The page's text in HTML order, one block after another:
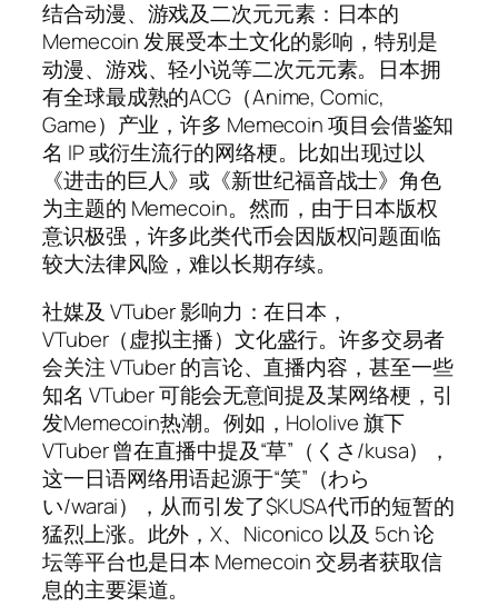
结合动漫、游戏及二次元元素：日本的
Memecoin 发展受本土文化的影响，特别是
动漫、游戏、轻小说等二次元元素。日本拥
有全球最成熟的ACG（Anime, Comic,
Game）产业，许多 Memecoin 项目会借鉴知
名 IP 或衍生流行的网络梗。比如出现过以
《进击的巨人》或《新世纪福音战士》角色
为主题的 Memecoin。然而，由于日本版权
意识极强，许多此类代币会因版权问题面临
较大法律风险，难以长期存续。
社媒及 VTuber 影响力：在日本，
VTuber（虚拟主播）文化盛行。许多交易者
会关注 VTuber 的言论、直播内容，甚至一些
知名 VTuber 可能会无意间提及某网络梗，引
发Memecoin热潮。例如，Hololive 旗下
VTuber 曾在直播中提及“草”（くさ/kusa），
这一日语网络用语起源于“笑”（わら
い/warai），从而引发了$KUSA代币的短暂的
猛烈上涨。此外，X、Niconico 以及 5ch 论
坛等平台也是日本 Memecoin 交易者获取信
息的主要渠道。